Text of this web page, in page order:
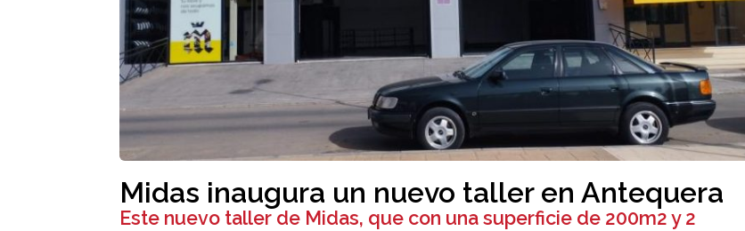
Midas inaugura un nuevo taller en Antequera
Este nuevo taller de Midas, que con una superficie de 200m2 y 2